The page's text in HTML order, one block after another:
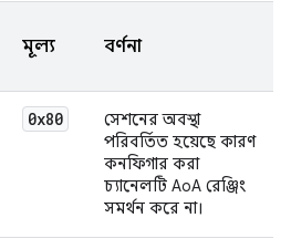
মূল্য বর্ণনা
0x80
সেশনের অবস্থা
পরিবর্তিত হয়েছে কারণ
কনফিগার করা
চ্যানেলটি AoA রেঞ্জিং
সমর্থন করে না।